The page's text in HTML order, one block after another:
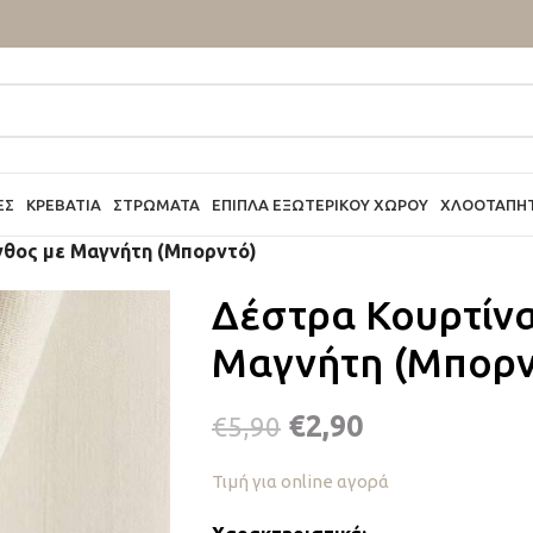
ΚΡΕΒΆΤΙΑ ΣΤΡΏΜΑΤΑ ΈΠΙΠΛΑ ΕΞΩΤΕΡΙΚΟΎ ΧΏΡΟΥ
με Μαγνήτη (Μπορντό)
Δέστρα
Μαγνήτη
€5,90 €2,90
Τιμή για online αγορά